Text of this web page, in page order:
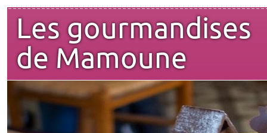
Les gourmandises
de Mamoune